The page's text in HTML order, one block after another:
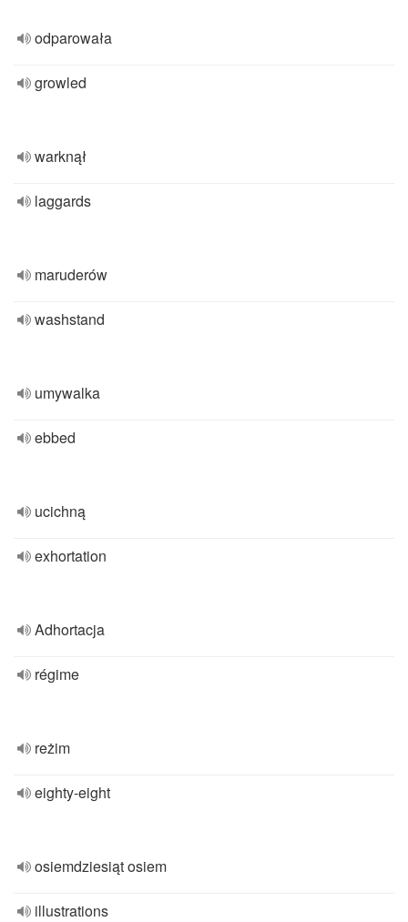
odparowała
growled
warknął
laggards
maruderów
washstand
umywalka
ebbed
ucichną
exhortation
Adhortacja
régime
reżim
eighty-eight
osiemdziesiąt osiem
illustrations